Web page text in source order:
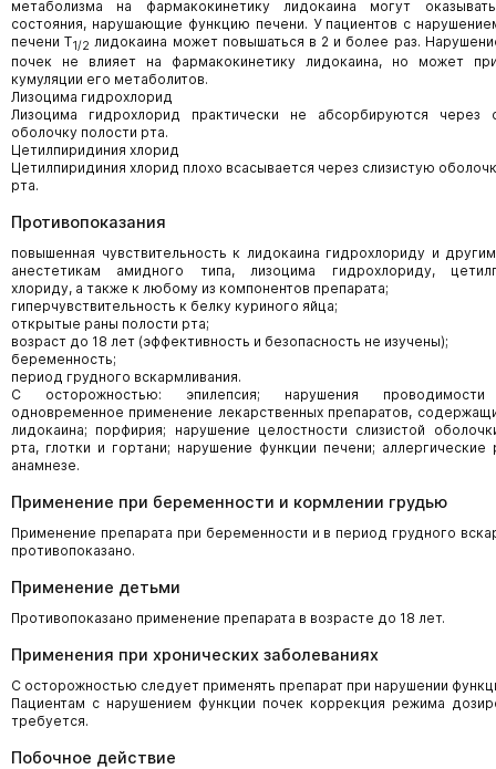
метаболизма на фармакокинетику лидокаина могут
состояния, нарушающие функцию печени. У пациентов с
печени Т1/2 лидокаина может повышаться в 2 и более раз.
почек не влияет на фармакокинетику лидокаина, но может
кумуляции его метаболитов.
Лизоцима гидрохлорид
Лизоцима гидрохлорид практически не абсорбируются через
оболочку полости рта.
Цетилпиридиния хлорид
Цетилпиридиния хлорид плохо всасывается через слизистую
рта.
Противопоказания
повышенная чувствительность к лидокаина гидрохлориду и
анестетикам амидного типа, лизоцима гидрохлориду,
хлориду, а также к любому из компонентов препарата;
гиперчувствительность к белку куриного яйца;
открытые раны полости рта;
возраст до 18 лет (эффективность и безопасность не изучены);
беременность;
период грудного вскармливания.
С осторожностью: эпилепсия; нарушения
одновременное применение лекарственных препаратов,
лидокаина; порфирия; нарушение целостности слизистой
рта, глотки и гортани; нарушение функции печени; аллергические
анамнезе.
Применение при беременности и кормлении грудью
Применение препарата при беременности и в период грудного
противопоказано.
Применение детьми
Противопоказано применение препарата в возрасте до 18 лет.
Применения при хронических заболеваниях
С осторожностью следует применять препарат при нарушении
Пациентам с нарушением функции почек коррекция режима
требуется.
Побочное действие